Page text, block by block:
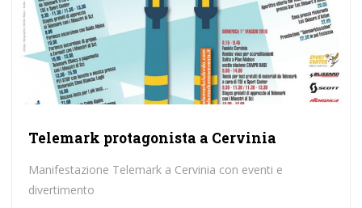
Telemark protagonista a Cervinia
Manifestazione Telemark a Cervinia con eventi e
divertimento